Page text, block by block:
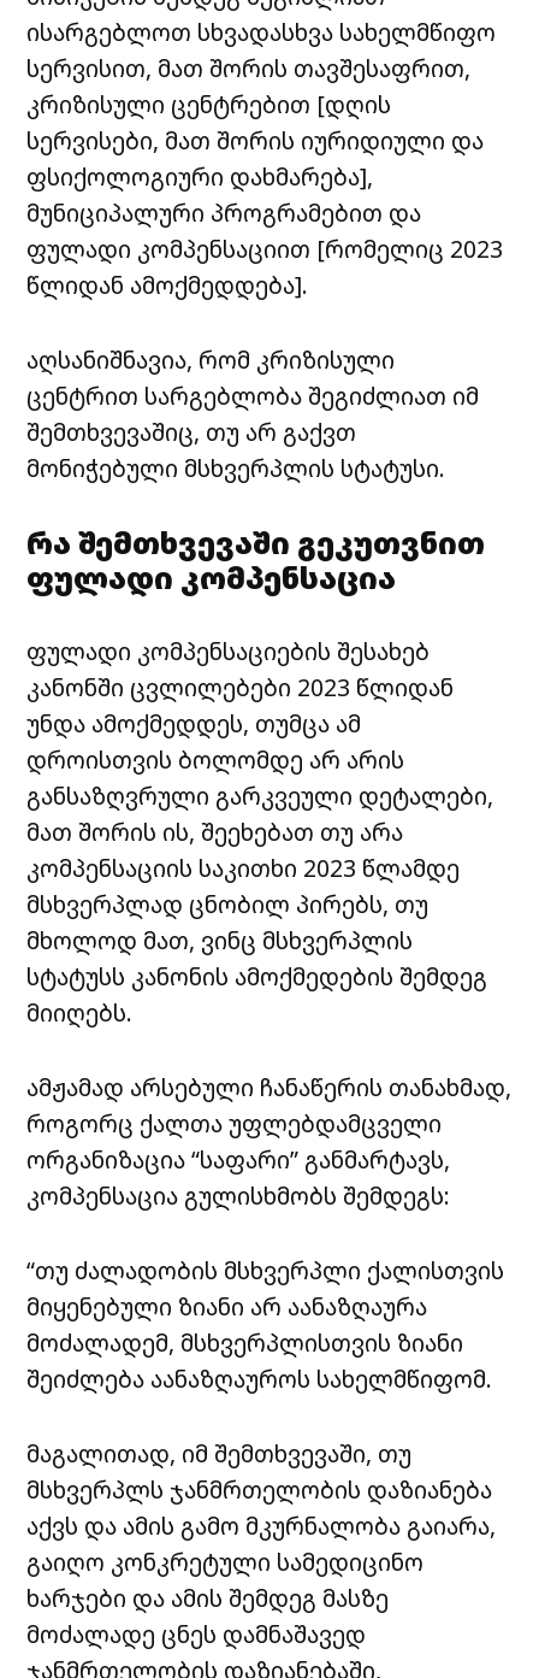
ისარგებლოთ სხვადასხვა სახელმწიფო
სერვისით, მათ შორის თავშესაფრით,
კრიზისული ცენტრებით [დღის
სერვისები, მათ შორის იურიდიული და
ფსიქოლოგიური დახმარება],
მუნიციპალური პროგრამებით და
ფულადი კომპენსაციით [რომელიც 2023
წლიდან ამოქმედდება].
აღსანიშნავია, რომ კრიზისული
ცენტრით სარგებლობა შეგიძლიათ იმ
შემთხვევაშიც, თუ არ გაქვთ
მონიჭებული მსხვერპლის სტატუსი.
რა შემთხვევაში გეკუთვნით
ფულადი კომპენსაცია
ფულადი კომპენსაციების შესახებ
კანონში ცვლილებები 2023 წლიდან
უნდა ამოქმედდეს, თუმცა ამ
დროისთვის ბოლომდე არ არის
განსაზღვრული გარკვეული დეტალები,
მათ შორის ის, შეეხებათ თუ არა
კომპენსაციის საკითხი 2023 წლამდე
მსხვერპლად ცნობილ პირებს, თუ
მხოლოდ მათ, ვინც მსხვერპლის
სტატუსს კანონის ამოქმედების შემდეგ
მიიღებს.
ამჟამად არსებული ჩანაწერის თანახმად,
როგორც ქალთა უფლებდამცველი
ორგანიზაცია “საფარი” განმარტავს,
კომპენსაცია გულისხმობს შემდეგს:
“თუ ძალადობის მსხვერპლი ქალისთვის
მიყენებული ზიანი არ აანაზღაურა
მოძალადემ, მსხვერპლისთვის ზიანი
შეიძლება აანაზღაუროს სახელმწიფომ.
მაგალითად, იმ შემთხვევაში, თუ
მსხვერპლს ჯანმრთელობის დაზიანება
აქვს და ამის გამო მკურნალობა გაიარა,
გაიღო კონკრეტული სამედიცინო
ხარჯები და ამის შემდეგ მასზე
მოძალადე ცნეს დამნაშავედ
ჯანმრთელობის დაზიანებაში,